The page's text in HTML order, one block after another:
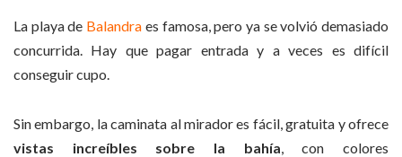
La playa de Balandra es famosa, pero ya se volvió demasiado
concurrida. Hay que pagar entrada y a veces es difícil
conseguir cupo.
Sin embargo, la caminata al mirador es fácil, gratuita y ofrece
vistas increíbles sobre la bahía , con colores